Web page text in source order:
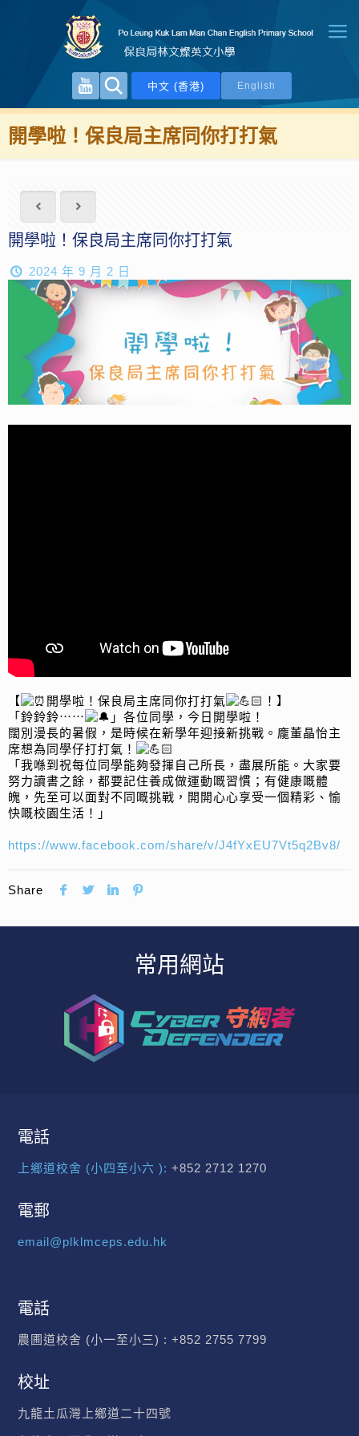
中文 (香港) English
開學啦！保良局主席同你打打氣
開學啦！保良局主席同你打打氣
2024 年 9 月 2 日
【 開學啦！保良局主席同你打打氣
！】
「鈴鈴鈴⋯⋯
」各位同學，今日開學啦！
闊別漫長的暑假，是時候在新學年迎接新挑戰。龐董晶怡主
席想為同學仔打打氣！
「我喺到祝每位同學能夠發揮自己所長，盡展所能。大家要
努力讀書之餘，都要記住養成做運動嘅習慣；有健康嘅體
魄，先至可以面對不同嘅挑戰，開開心心享受一個精彩、愉
快嘅校園生活！」
https://www.facebook.com/share/v/J4fYxEU7Vt5q2Bv8/
Share
常用網站
電話
上鄉道校舍 (小四至小六 ): +852 2712 1270
電郵
email@plklmceps.edu.hk
電話
農圃道校舍 (小一至小三) : +852 2755 7799
校址
九龍土瓜灣上鄉道二十四號